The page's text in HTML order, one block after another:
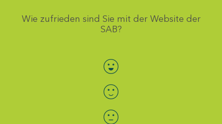
Wie zufrieden sind Sie mit der Website der
SAB?
Bewertung auswählen